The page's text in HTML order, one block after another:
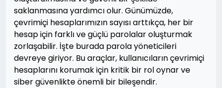
saklanmasına yardımcı olur. Günümüzde,
çevrimiçi hesaplarımızın sayısı arttıkça, her bir
hesap için farklı ve güçlü parolalar oluşturmak
zorlaşabilir. İşte burada parola yöneticileri
devreye giriyor. Bu araçlar, kullanıcıların çevrimiçi
hesaplarını korumak için kritik bir rol oynar ve
siber güvenlikte önemli bir bileşendir.